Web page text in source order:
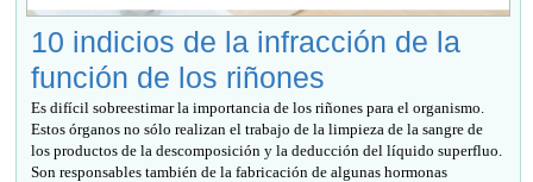
10 indicios de la infracción de la
función de los riñones
Es difícil sobreestimar la importancia de los riñones para el organismo.
Estos órganos no sólo realizan el trabajo de la limpieza de la sangre de
los productos de la descomposición y la deducción del líquido superfluo.
Son responsables también de la fabricación de algunas hormonas